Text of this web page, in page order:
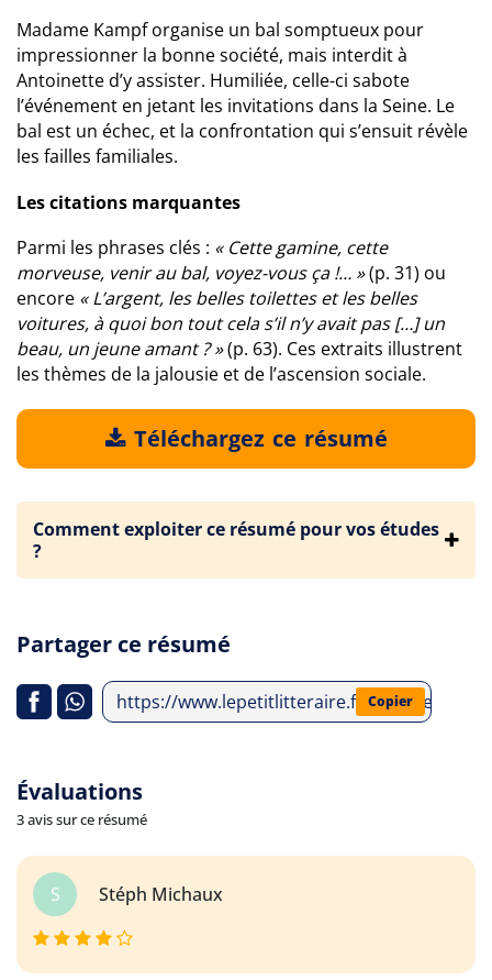
Madame Kampf organise un bal somptueux pour
impressionner la bonne société, mais interdit à
Antoinette d’y assister. Humiliée, celle-ci sabote
l’événement en jetant les invitations dans la Seine. Le
bal est un échec, et la confrontation qui s’ensuit révèle
les failles familiales.
Les citations marquantes
Parmi les phrases clés : « Cette gamine, cette
morveuse, venir au bal, voyez-vous ça !… »(p. 31) ou
encore « L’argent, les belles toilettes et les belles
voitures, à quoi bon tout cela s’il n’y avait pas […] un
beau, un jeune amant ? »(p. 63). Ces extraits illustrent
les thèmes de la jalousie et de l’ascension sociale.
Téléchargez ce résumé
Comment exploiter ce résumé pour vos études
?
Partager ce résumé
https://www.lepetitlitteraire.fr/analyses-
Copier
Évaluations
3 avis sur ce résumé
S Stéph Michaux